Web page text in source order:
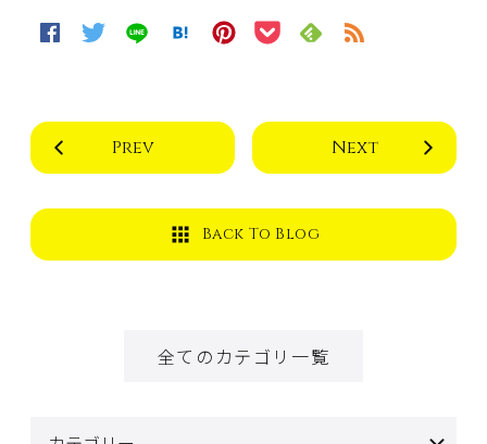
Prev Next
Back To Blog
全てのカテゴリ一覧